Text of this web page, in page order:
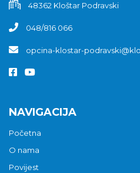
48362 Kloštar Podravski
048/816 066
opcina-klostar-
NAVIGACIJA
Početna
O nama
Povijest